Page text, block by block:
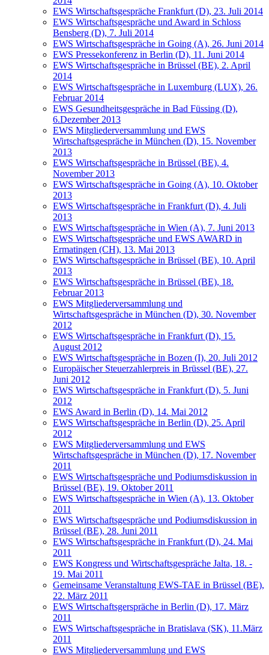
EWS Wirtschaftsgespräche Frankfurt (D), 23. Juli 2014
EWS Wirtschaftsgespräche und Award in Schloss
Bensberg (D), 7. Juli 2014
EWS Wirtschaftsgespräche in Going (A), 26. Juni 2014
EWS Pressekonferenz in Berlin (D), 11. Juni 2014
EWS Wirtschaftsgespräche in Brüssel (BE), 2. April
2014
EWS Wirtschaftsgespräche in Luxemburg (LUX), 26.
Februar 2014
EWS Gesundheitsgespräche in Bad Füssing (D),
6.Dezember 2013
EWS Mitgliederversammlung und EWS
Wirtschaftsgespräche in München (D), 15. November
2013
EWS Wirtschaftsgespräche in Brüssel (BE), 4.
November 2013
EWS Wirtschaftsgespräche in Going (A), 10. Oktober
2013
EWS Wirtschaftsgespräche in Frankfurt (D), 4. Juli
2013
EWS Wirtschaftsgespräche in Wien (A), 7. Juni 2013
EWS Wirtschaftsgespräche und EWS AWARD in
Ermatingen (CH), 13. Mai 2013
EWS Wirtschaftsgespräche in Brüssel (BE), 10. April
2013
EWS Wirtschaftsgespräche in Brüssel (BE), 18.
Februar 2013
EWS Mitgliederversammlung und
Wirtschaftsgespräche in München (D), 30. November
2012
EWS Wirtschaftsgespräche in Frankfurt (D), 15.
August 2012
EWS Wirtschaftsgespräche in Bozen (I), 20. Juli 2012
Europäischer Steuerzahlerpreis in Brüssel (BE), 27.
Juni 2012
EWS Wirtschaftsgespräche in Frankfurt (D), 5. Juni
2012
EWS Award in Berlin (D), 14. Mai 2012
EWS Wirtschaftsgespräche in Berlin (D), 25. April
2012
EWS Mitgliederversammlung und EWS
Wirtschaftsgespräche in München (D), 17. November
2011
EWS Wirtschaftsgespräche und Podiumsdiskussion in
Brüssel (BE), 19. Oktober 2011
EWS Wirtschaftsgespräche in Wien (A), 13. Oktober
2011
EWS Wirtschaftsgespräche und Podiumsdiskussion in
Brüssel (BE), 28. Juni 2011
EWS Wirtschaftsgespräche in Frankfurt (D), 24. Mai
2011
EWS Kongress und Wirtschaftsgespräche Jalta, 18. -
19. Mai 2011
Gemeinsame Veranstaltung EWS-TAE in Brüssel (BE),
22. März 2011
EWS Wirtschaftsgerspräche in Berlin (D), 17. März
2011
EWS Wirtschaftsgespräche in Bratislava (SK), 11.März
2011
EWS Mitgliederversammlung und EWS